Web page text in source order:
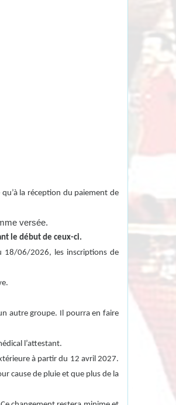
la réception du paiement de
versée.
le début de ceux-ci.
18/06/2026, les inscriptions de
autre groupe. Il pourra en faire
l’attestant.
à partir du 12 avril 2027.
cause de pluie et que plus de la